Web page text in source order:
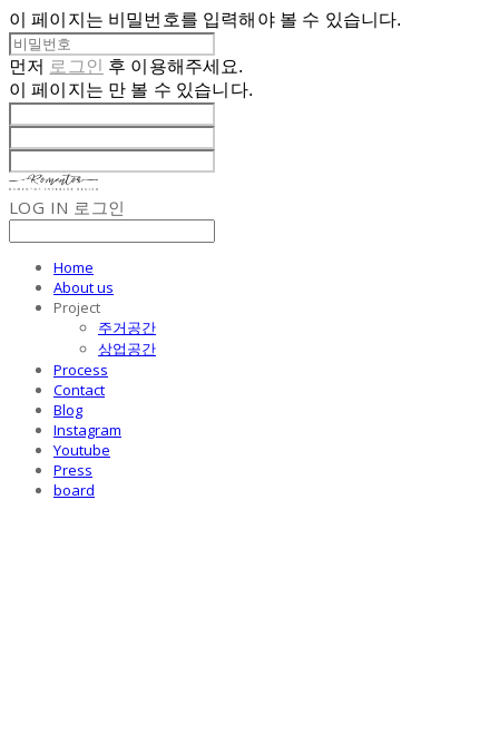
이 페이지는 비밀번호를 입력해야 볼 수 있습니다.
먼저 로그인
후 이용해주세요.
이 페이지는 만 볼 수 있습니다.
LOG IN 로그인
Home
About us
Project
주거공간
상업공간
Process
Contact
Blog
Instagram
Youtube
Press
board